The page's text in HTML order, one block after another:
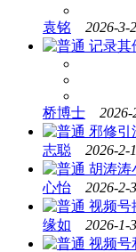
袁铭 2026-3-2
记录其
桥博士 2026-
邪修引
志聪
2026-2-
胡涛涛
心怡
2026-2-3
视频号
缘如
2026-1-
视频号